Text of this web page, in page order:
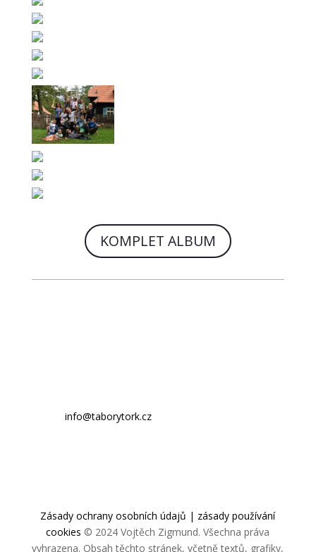
KOMPLET ALBUM
info@taborytork.cz
Zásady ochrany osobních údajů | zásady používání
cookies © 2024 Vojtěch Zigmund. Všechna práva
vyhrazena. Obsah těchto stránek, včetně textů, grafiky,